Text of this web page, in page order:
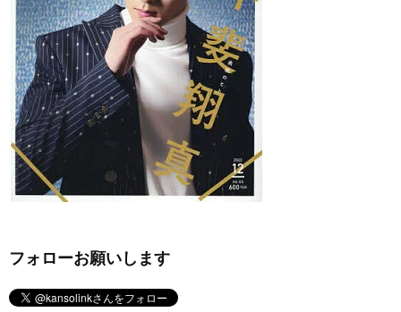
フォローお願いします